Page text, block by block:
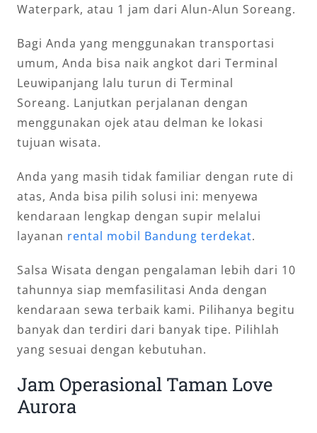
Waterpark, atau 1 jam dari Alun-Alun Soreang.
Bagi Anda yang menggunakan transportasi
umum, Anda bisa naik angkot dari Terminal
Leuwipanjang lalu turun di Terminal
Soreang. Lanjutkan perjalanan dengan
menggunakan ojek atau delman ke lokasi
tujuan wisata.
Anda yang masih tidak familiar dengan rute di
atas, Anda bisa pilih solusi ini: menyewa
kendaraan lengkap dengan supir melalui
layanan rental mobil Bandung terdekat.
Salsa Wisata dengan pengalaman lebih dari 10
tahunnya siap memfasilitasi Anda dengan
kendaraan sewa terbaik kami. Pilihanya begitu
banyak dan terdiri dari banyak tipe. Pilihlah
yang sesuai dengan kebutuhan.
Jam Operasional Taman Love
Aurora